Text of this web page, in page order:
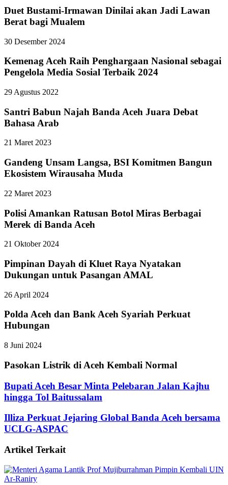
Duet Bustami-Irmawan Dinilai akan Jadi Lawan
Berat bagi Mualem
30 Desember 2024
Kemenag Aceh Raih Penghargaan Nasional sebagai
Pengelola Media Sosial Terbaik 2024
29 Agustus 2022
Santri Babun Najah Banda Aceh Juara Debat
Bahasa Arab
21 Maret 2023
Gandeng Unsam Langsa, BSI Komitmen Bangun
Ekosistem Wirausaha Muda
22 Maret 2023
Polisi Amankan Ratusan Botol Miras Berbagai
Merek di Banda Aceh
21 Oktober 2024
Pimpinan Dayah di Kluet Raya Nyatakan
Dukungan untuk Pasangan AMAL
26 April 2024
Polda Aceh dan Bank Aceh Syariah Perkuat
Hubungan
8 Juni 2024
Pasokan Listrik di Aceh Kembali Normal
Bupati Aceh Besar Minta Pelebaran Jalan Kajhu
hingga Tol Baitussalam
Illiza Perkuat Jejaring Global Banda Aceh bersama
UCLG-ASPAC
Artikel Terkait